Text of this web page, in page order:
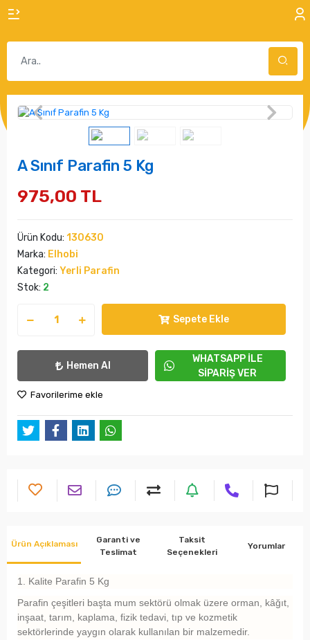
A Sınıf Parafin 5 Kg
975,00 TL
Ürün Kodu: 130630
Marka: Elhobi
Kategori: Yerli Parafin
Stok: 2
Sepete Ekle
Hemen Al
WHATSAPP İLE
SİPARİŞ VER
Favorilerime ekle
Ürün Açıklaması
Garanti ve
Teslimat
Taksit
Seçenekleri
Yorumlar
1. Kalite Parafin 5 Kg
Parafin çeşitleri başta mum sektörü olmak üzere orman, kâğıt,
inşaat, tarım, kaplama, fizik tedavi, tıp ve kozmetik
sektörlerinde yaygın olarak kullanılan bir malzemedir.